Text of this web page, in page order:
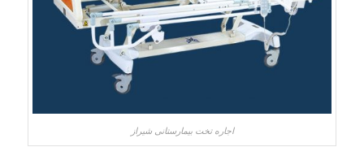
اجاره تخت بیمارستانی شیراز